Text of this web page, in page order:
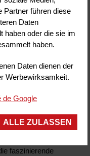
Partner führen diese
Daten
haben oder die sie im
haben.
Daten dienen der
Werbewirksamkeit.
de Google
ALLE ZULASSEN
an Emotionen
sind! Der Park ist
Ferrand
der Reservierung
von der Aventure
die
innovativen
Ihres Aufenthalts
kaufen.
faszinierende